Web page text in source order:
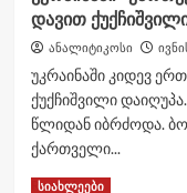
სპეციალური
ოპერაციების
სამმხრივი
სწავლება
„კავკასიის
არწივი
დასრულდა
დავით
ანალიტიკოსი
უკრაინაში კიდევ
ქუქჩიშვილი
წლიდან იბრძოდა.
ქართველი...
Read MoreRead
სიახლეები